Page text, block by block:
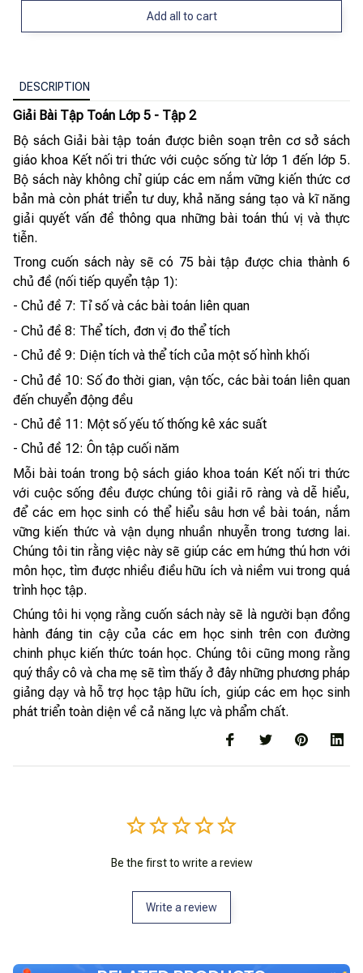
Add all to cart
DESCRIPTION
Giải Bài Tập Toán Lớp 5 - Tập 2
Bộ sách Giải bài tập toán được biên soạn trên cơ sở sách
giáo khoa Kết nối tri thức với cuộc sống từ lớp 1 đến lớp 5.
Bộ sách này không chỉ giúp các em nắm vững kiến thức cơ
bản mà còn phát triển tư duy, khả năng sáng tạo và kĩ năng
giải quyết vấn đề thông qua những bài toán thú vị và thực
tiễn.
Trong cuốn sách này sẽ có 75 bài tập được chia thành 6
chủ đề (nối tiếp quyển tập 1):
- Chủ đề 7: Tỉ số và các bài toán liên quan
- Chủ đề 8: Thể tích, đơn vị đo thể tích
- Chủ đề 9: Diện tích và thể tích của một số hình khối
- Chủ đề 10: Số đo thời gian, vận tốc, các bài toán liên quan
đến chuyển động đều
- Chủ đề 11: Một số yếu tố thống kê xác suất
- Chủ đề 12: Ôn tập cuối năm
Mỗi bài toán trong bộ sách giáo khoa toán Kết nối tri thức
với cuộc sống đều được chúng tôi giải rõ ràng và dễ hiểu,
để các em học sinh có thể hiểu sâu hơn về bài toán, nắm
vững kiến thức và vận dụng nhuần nhuyễn trong tương lai.
Chúng tôi tin rằng việc này sẽ giúp các em hứng thú hơn với
môn học, tìm được nhiều điều hữu ích và niềm vui trong quá
trình học tập.
Chúng tôi hi vọng rằng cuốn sách này sẽ là người bạn đồng
hành đáng tin cậy của các em học sinh trên con đường
chinh phục kiến thức toán học. Chúng tôi cũng mong rằng
quý thầy cô và cha mẹ sẽ tìm thấy ở đây những phương pháp
giảng dạy và hỗ trợ học tập hữu ích, giúp các em học sinh
phát triển toàn diện về cả năng lực và phẩm chất.
Be the first to write a review
Write a review